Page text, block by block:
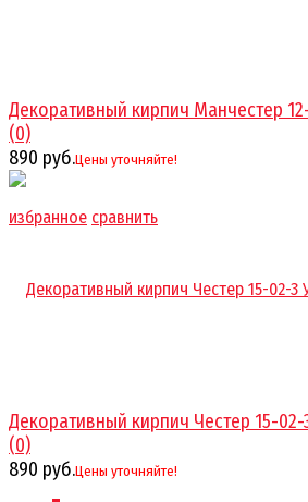
избранное сравнить
Декоративный кирпич Манчестер
(0)
890 руб.Цены уточняйте!
Декоративный кирпич Честер 15-
(0)
890 руб.Цены уточняйте!